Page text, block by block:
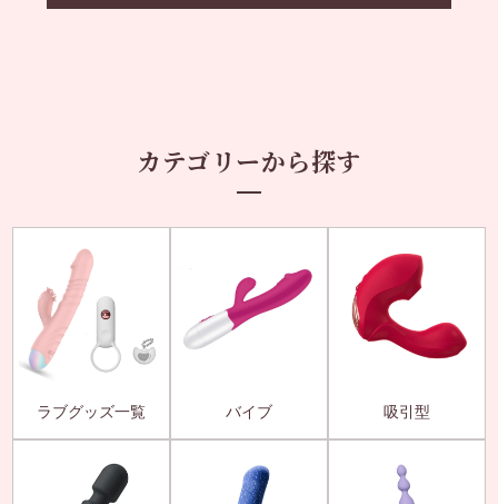
カテゴリーから探す
ラブグッズ一覧 バイブ 吸引型